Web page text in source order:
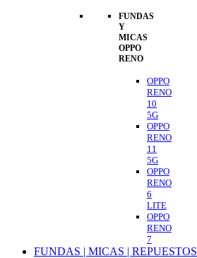
FUNDAS
Y
MICAS
OPPO
RENO
OPPO
RENO
10
5G
OPPO
RENO
11
5G
OPPO
RENO
6
LITE
OPPO
RENO
7
FUNDAS | MICAS | REPUESTOS